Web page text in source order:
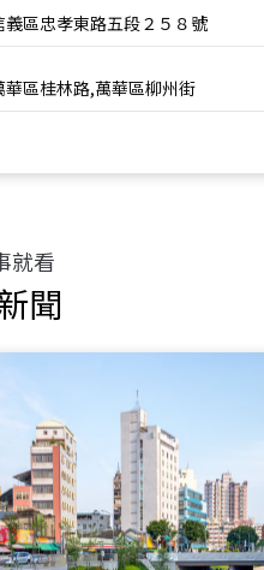
義區忠孝東路五段２５８號
華區桂林路,萬華區柳州街
就看
聞